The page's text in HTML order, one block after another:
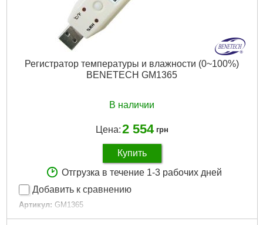
Регистратор температуры и влажности (0~100%)
BENETECH GM1365
В наличии
Цена:2 554 грн
Купить
Отгрузка в течение 1-3 рабочих дней
Добавить к сравнению
Артикул: GM1365
Код товара: 22.64.87